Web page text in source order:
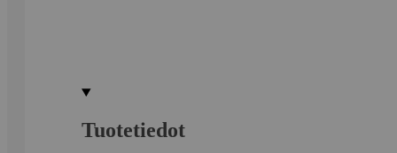
Tuotetiedot